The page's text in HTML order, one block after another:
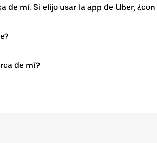
mí. Si elijo usar la app de Uber,
de mí?